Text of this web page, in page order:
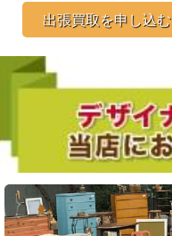
出張買取を申し込む